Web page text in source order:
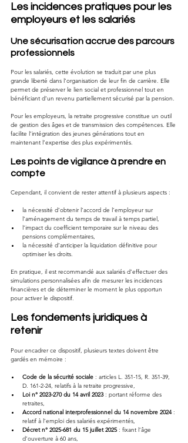
Les incidences pratiques pour les
employeurs et les salariés
Une sécurisation accrue des parcours
professionnels
Pour les salariés, cette évolution se traduit par une plus
grande liberté dans l’organisation de leur fin de carrière. Elle
permet de préserver le lien social et professionnel tout en
bénéficiant d’un revenu partiellement sécurisé par la pension.
Pour les employeurs, la retraite progressive constitue un outil
de gestion des âges et de transmission des compétences. Elle
facilite l’intégration des jeunes générations tout en
maintenant l’expertise des plus expérimentés.
Les points de vigilance à prendre en
compte
Cependant, il convient de rester attentif à plusieurs aspects :
la nécessité d’obtenir l’accord de l’employeur sur
l’aménagement du temps de travail à temps partiel,
l’impact du coefficient temporaire sur le niveau des
pensions complémentaires,
la nécessité d’anticiper la liquidation définitive pour
optimiser les droits.
En pratique, il est recommandé aux salariés d’effectuer des
simulations personnalisées afin de mesurer les incidences
financières et de déterminer le moment le plus opportun
pour activer le dispositif.
Les fondements juridiques à
retenir
Pour encadrer ce dispositif, plusieurs textes doivent être
gardés en mémoire :
Code de la sécurité sociale : articles L. 351-15, R. 351-39,
D. 161-2-24, relatifs à la retraite progressive,
Loi n° 2023-270 du 14 avril 2023 : portant réforme des
retraites,
Accord national interprofessionnel du 14 novembre 2024 :
relatif à l’emploi des salariés expérimentés,
Décret n° 2025-681 du 15 juillet 2025 : fixant l’âge
d’ouverture à 60 ans,